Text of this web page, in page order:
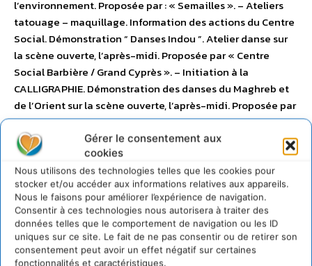
Gérer le consentement aux
cookies
Nous utilisons des technologies telles que les cookies pour
stocker et/ou accéder aux informations relatives aux appareils.
Nous le faisons pour améliorer l’expérience de navigation.
Consentir à ces technologies nous autorisera à traiter des
données telles que le comportement de navigation ou les ID
uniques sur ce site. Le fait de ne pas consentir ou de retirer son
consentement peut avoir un effet négatif sur certaines
fonctionnalités et caractéristiques.
l’environnement. Proposée par : « Semailles ». – Ateliers
tatouage – maquillage. Information des actions du Centre
Social. Démonstration “ Danses Indou ”. Atelier danse sur
la scène ouverte, l’après-midi. Proposée par « Centre
Social Barbière / Grand Cyprès ». – Initiation à la
CALLIGRAPHIE. Démonstration des danses du Maghreb et
de l’Orient sur la scène ouverte, l’après-midi. Proposée par
« Association Naïli ». – Histoires humoristiques. Chants en
ESPÉRANTO, sur la scène ouverte, l’après-midi. Proposée
par « Cercle Culturel d’Espéranto d’Avignon ». – Atelier
d’animations et improvisations théatrales sur la scène
ouverte l’après-midi. Proposé par « VIES A VIES – Théatre
Forum ». 14 h00 – 17h30 –SCENE OUVERTE– Présentation
des associations – Témoignages PARTICIPATION SUR LE
PODIUM DES ASSOCIATIONS CULTURELLES DU QUARTIER.
Proposée par « PLANETE BLEUE ». 17h30 – 19H30 –